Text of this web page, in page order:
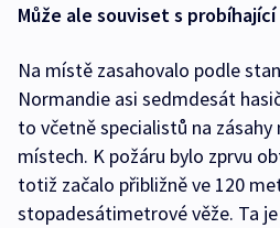
Může ale souviset s
Na místě zasahovalo podle
Normandie asi sedmdesát
to včetně specialistů na zásahy
místech. K požáru bylo zprvu
totiž začalo přibližně ve 120
stopadesátimetrové věže. Ta